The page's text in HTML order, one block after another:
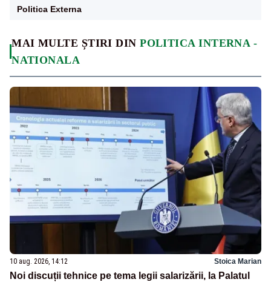
MAI MULTE ȘTIRI DINPOLITICA INTERNA -
NATIONALA
10 aug. 2026, 14:12 Stoica Marian
Noi discuții tehnice pe tema legii salarizării, la Palatul
Politica Externa